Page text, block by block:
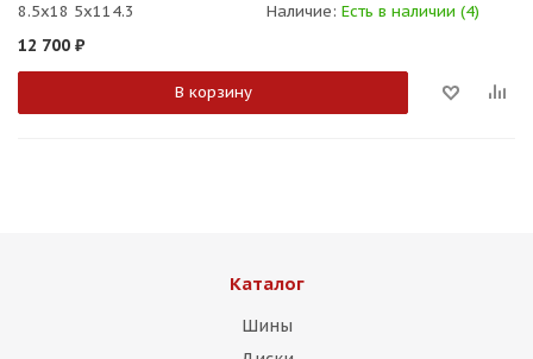
8.5x18 5x114.3 Наличие: Есть в наличии (4)
12 700 ₽
В корзину
Каталог
Шины